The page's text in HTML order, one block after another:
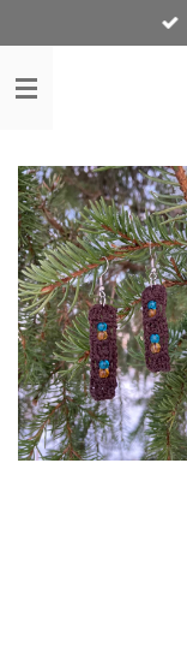
pääsisältöön